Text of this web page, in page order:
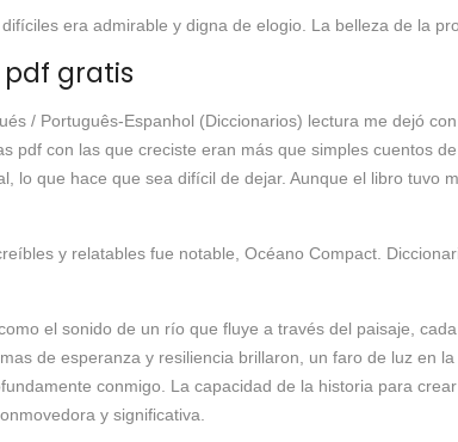
era admirable y digna de elogio. La belleza de la
pdf gratis
/ Português-Espanhol (Diccionarios) lectura me dejó
pdf con las que creciste eran más que simples cuentos
lo que hace que sea difícil de dejar. Aunque el libro
y relatables fue notable, Océano Compact.
el sonido de un río que fluye a través del paisaje,
de esperanza y resiliencia brillaron, un faro de luz en
conmigo. La capacidad de la historia para
y significativa.